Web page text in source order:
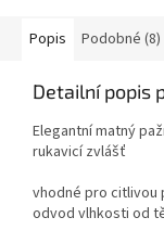
Popis Podobné (8)
Detailní popis
Elegantní matný
rukavicí zvlášť
vhodné pro citlivou
odvod vlhkosti od